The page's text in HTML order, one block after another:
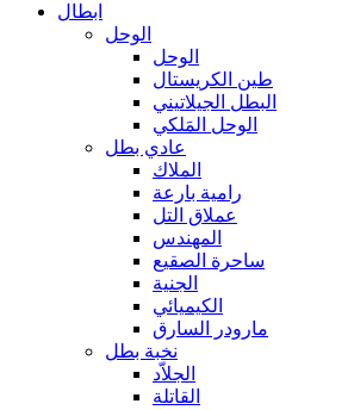
ابطال
الوحل
الوحل
طين الكريستال
البطل الجيلاتيني
الوحل المَلكي
عادي بطل
الملاك
رامية بارعة
عملاق التل
المهندس
ساحرة الصقيع
الجنية
الكيميائي
مارودر السارق
نخبة بطل
الجلاّد
القاتلة